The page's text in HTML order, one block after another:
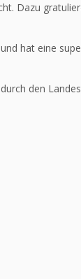
Dazu
hat eine
den